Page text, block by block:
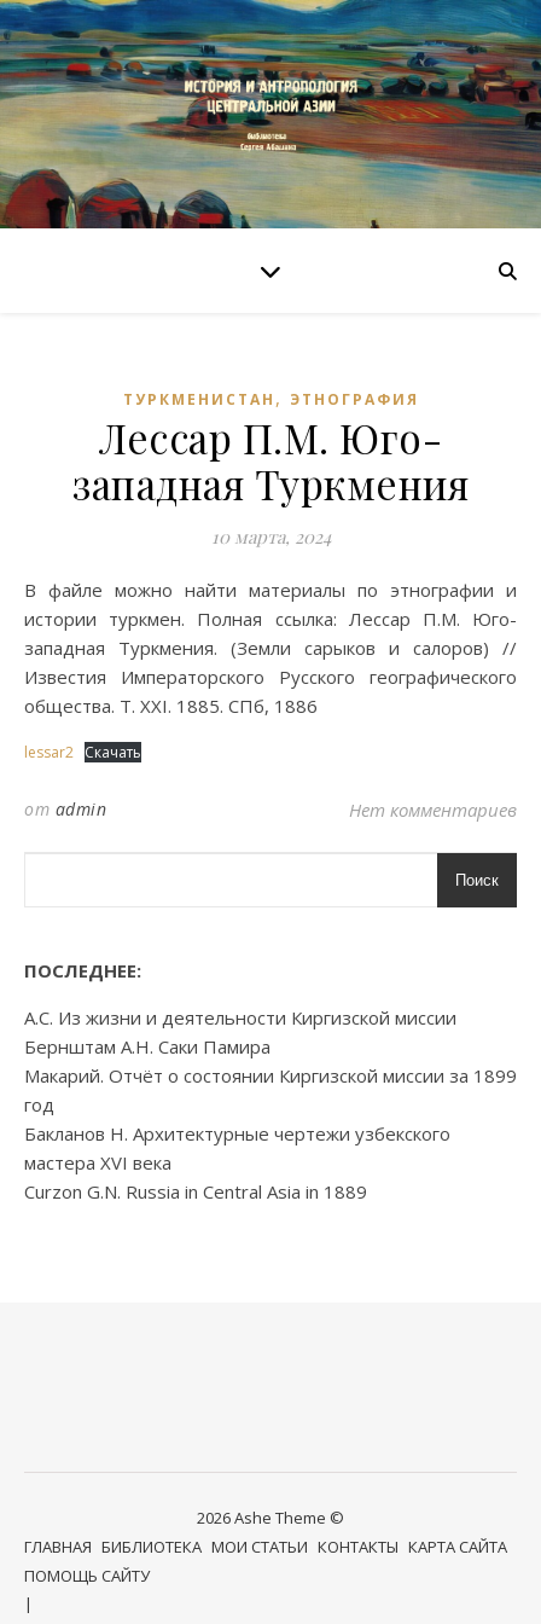
ТУРКМЕНИСТАН , ЭТНОГРАФИЯ
Лессар П.М. Юго-
западная Туркмения
10 марта, 2024
В файле можно найти материалы по этнографии и
истории туркмен. Полная ссылка: Лессар П.М. Юго-
западная Туркмения. (Земли сарыков и салоров) //
Известия Императорского Русского географического
общества. Т. XXI. 1885. СПб, 1886
lessar2 Скачать
от admin Нет комментариев
Поиск
ПОСЛЕДНЕЕ:
А.С. Из жизни и деятельности Киргизской миссии
Бернштам А.Н. Саки Памира
Макарий. Отчёт о состоянии Киргизской миссии за 1899
год
Бакланов Н. Архитектурные чертежи узбекского
мастера XVI века
Curzon G.N. Russia in Central Asia in 1889
2026 Ashe Theme ©
ГЛАВНАЯ БИБЛИОТЕКА МОИ СТАТЬИ КОНТАКТЫ КАРТА САЙТА
ПОМОЩЬ САЙТУ